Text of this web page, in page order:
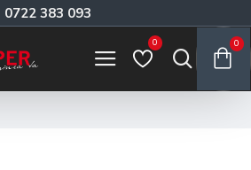
0722 383 093
0 0